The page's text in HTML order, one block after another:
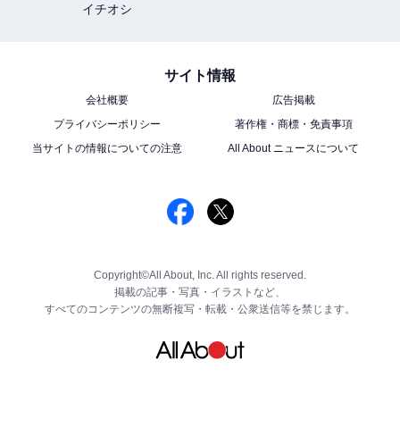
イチオシ
サイト情報
会社概要
広告掲載
プライバシーポリシー
著作権・商標・免責事項
当サイトの情報についての注意
All About ニュースについて
Copyright©All About, Inc. All rights reserved.
掲載の記事・写真・イラストなど、
すべてのコンテンツの無断複写・転載・公衆送信等を禁じます。